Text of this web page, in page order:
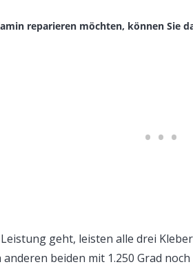
reparieren möchten, können Sie
geht, leisten alle drei
anderen beiden mit 1.250 Grad